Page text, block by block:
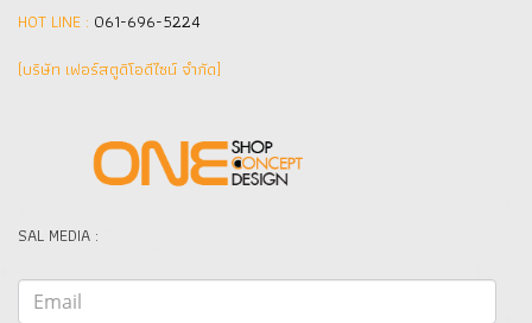
HOT LINE : 061-696-5224
(บริษัท เฟอร์สตูดิโอดีไซน์ จำกัด]
SAL MEDIA :